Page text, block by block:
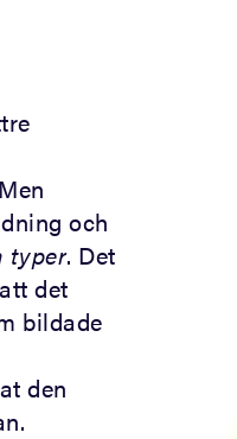
och
typer. Det
det
bildade
den